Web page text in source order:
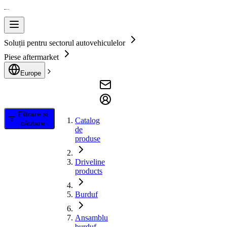
Soluții pentru sectorul autovehiculelor
Piese aftermarket
Europe
Filtrare și
căutare
Catalog
de
produse
Driveline
products
Burduf
Ansamblu